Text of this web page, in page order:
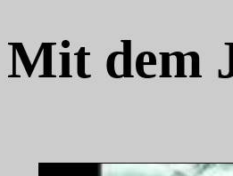
Mit dem